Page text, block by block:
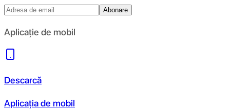
Abonare
Aplicație de mobil
Descarcă
Aplicația de mobil